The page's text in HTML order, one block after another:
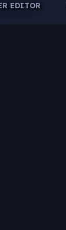
EDITOR